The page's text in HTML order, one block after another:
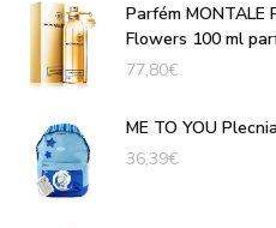
Parfém MONTALE
Flowers 100 ml
77,80€
ME TO YOU
36,39€